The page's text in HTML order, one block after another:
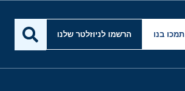
תמכו בנו הרשמו לניוזלטר שלנו